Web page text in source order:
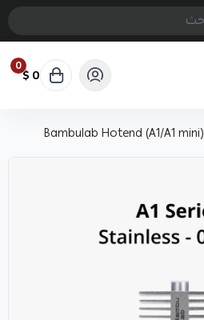
0 0 $
Bambulab Hotend (A1/A1 mini)